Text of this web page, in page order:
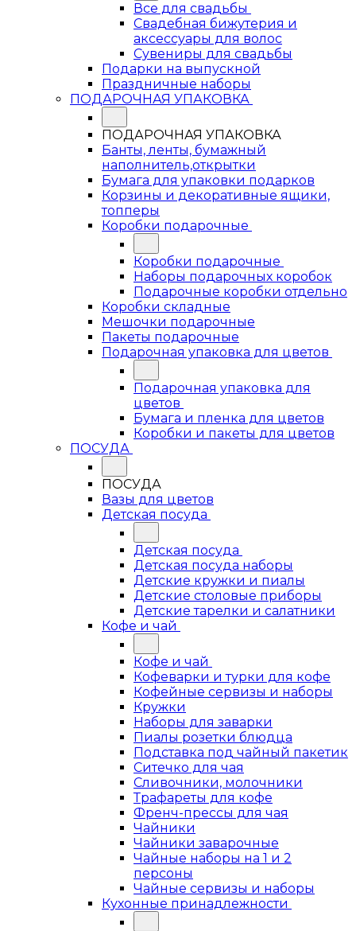
Все для свадьбы
Свадебная бижутерия и
аксессуары для волос
Сувениры для свадьбы
Подарки на выпускной
Праздничные наборы
ПОДАРОЧНАЯ УПАКОВКА
ПОДАРОЧНАЯ УПАКОВКА
Банты, ленты, бумажный
наполнитель,открытки
Бумага для упаковки подарков
Корзины и декоративные ящики,
топперы
Коробки подарочные
Коробки подарочные
Наборы подарочных коробок
Подарочные коробки отдельно
Коробки складные
Мешочки подарочные
Пакеты подарочные
Подарочная упаковка для цветов
Подарочная упаковка для
цветов
Бумага и пленка для цветов
Коробки и пакеты для цветов
ПОСУДА
ПОСУДА
Вазы для цветов
Детская посуда
Детская посуда
Детская посуда наборы
Детские кружки и пиалы
Детские столовые приборы
Детские тарелки и салатники
Кофе и чай
Кофе и чай
Кофеварки и турки для кофе
Кофейные сервизы и наборы
Кружки
Наборы для заварки
Пиалы розетки блюдца
Подставка под чайный пакетик
Ситечко для чая
Сливочники, молочники
Трафареты для кофе
Френч-прессы для чая
Чайники
Чайники заварочные
Чайные наборы на 1 и 2
персоны
Чайные сервизы и наборы
Кухонные принадлежности